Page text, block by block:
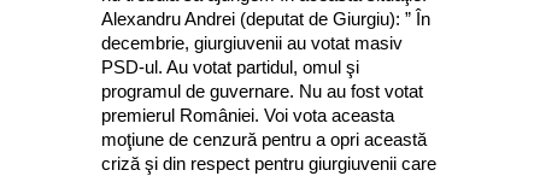
Alexandru Andrei (deputat de Giurgiu): ” În
decembrie, giurgiuvenii au votat masiv
PSD-ul. Au votat partidul, omul şi
programul de guvernare. Nu au fost votat
premierul României. Voi vota aceasta
moţiune de cenzură pentru a opri această
criză şi din respect pentru giurgiuvenii care